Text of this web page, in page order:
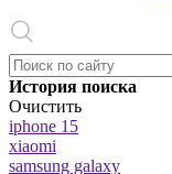
История поиска
Очистить
iphone 15
xiaomi
samsung galaxy